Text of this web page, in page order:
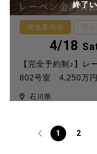
現地案内会 マ
4/18
【完全予約制♪】
802号室 4,250万円
石川県
終了
1 2